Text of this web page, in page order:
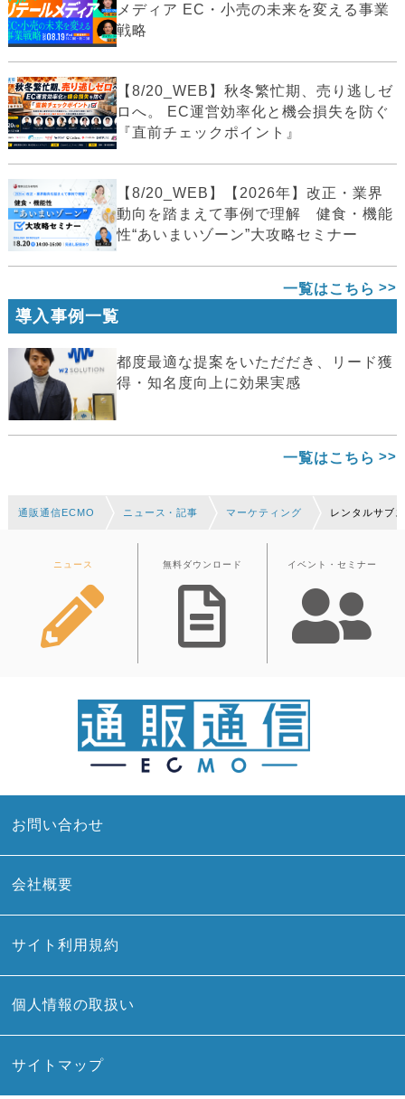
メディア EC・小売の未来を変える事業
戦略
【8/20_WEB】秋冬繁忙期、売り逃しゼ
ロへ。 EC運営効率化と機会損失を防ぐ
『直前チェックポイント』
【8/20_WEB】【2026年】改正・業界
動向を踏まえて事例で理解 健食・機能
性“あいまいゾーン”大攻略セミナー
一覧はこちら
導入事例一覧
都度最適な提案をいただだき、リード獲
得・知名度向上に効果実感
一覧はこちら
通販通信ECMO ニュース・記事 マーケティング レンタルサブ
ニュース 無料ダウンロード イベント・セミナー
お問い合わせ
会社概要
サイト利用規約
個人情報の取扱い
サイトマップ